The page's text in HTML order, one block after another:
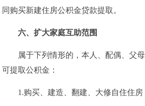
同购买新建住房公积金贷款提取。
六、扩大家庭互助范围
属于下列情形的，本人、配偶、父母
可提取公积金：
1.购买、建造、翻建、大修自住住房